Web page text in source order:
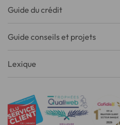
Guide du crédit
Guide conseils et projets
Lexique